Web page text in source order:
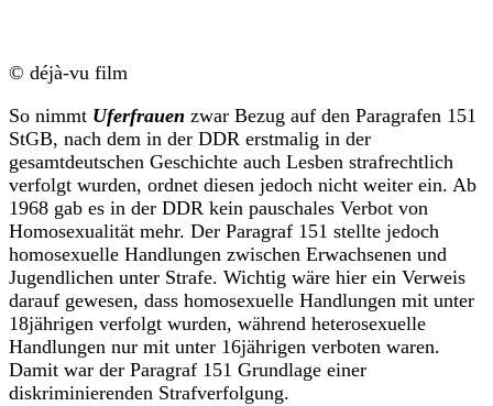
© déjà-vu film
So nimmt Uferfrauen zwar Bezug auf den Paragrafen 151
StGB, nach dem in der DDR erstmalig in der
gesamtdeutschen Geschichte auch Lesben strafrechtlich
verfolgt wurden, ordnet diesen jedoch nicht weiter ein. Ab
1968 gab es in der DDR kein pauschales Verbot von
Homosexualität mehr. Der Paragraf 151 stellte jedoch
homosexuelle Handlungen zwischen Erwachsenen und
Jugendlichen unter Strafe. Wichtig wäre hier ein Verweis
darauf gewesen, dass homosexuelle Handlungen mit unter
18jährigen verfolgt wurden, während heterosexuelle
Handlungen nur mit unter 16jährigen verboten waren.
Damit war der Paragraf 151 Grundlage einer
diskriminierenden Strafverfolgung.